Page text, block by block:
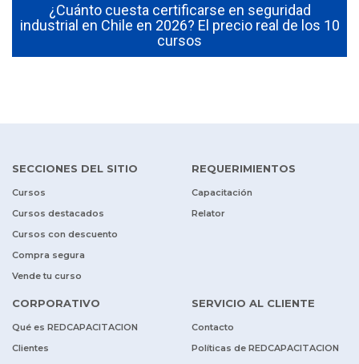
¿Cuánto cuesta certificarse en seguridad
industrial en Chile en 2026? El precio real de los 10
cursos
SECCIONES DEL SITIO
Cursos
Cursos destacados
Cursos con descuento
Compra segura
Vende tu curso
REQUERIMIENTOS
Capacitación
Relator
CORPORATIVO
Qué es REDCAPACITACION
Clientes
SERVICIO AL CLIENTE
Contacto
Políticas de REDCAPACITACION